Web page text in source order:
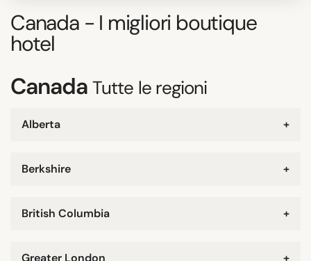
Canada- I migliori boutique
hotel
CanadaTutte le regioni
+
Alberta
+
Berkshire
+
British Columbia
+
Greater London